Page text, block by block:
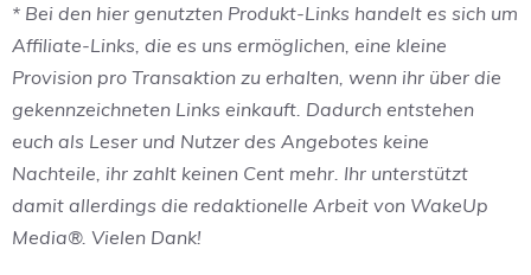
* Bei den hier genutzten Produkt-Links handelt es sich um
Affiliate-Links, die es uns ermöglichen, eine kleine
Provision pro Transaktion zu erhalten, wenn ihr über die
gekennzeichneten Links einkauft. Dadurch entstehen
euch als Leser und Nutzer des Angebotes keine
Nachteile, ihr zahlt keinen Cent mehr. Ihr unterstützt
damit allerdings die redaktionelle Arbeit von WakeUp
Media®. Vielen Dank!